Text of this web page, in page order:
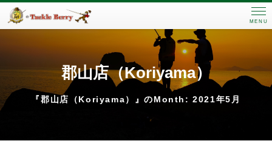
MENU
郡山店（Koriyama）
『郡山店（Koriyama）』のMonth: 2021年5月